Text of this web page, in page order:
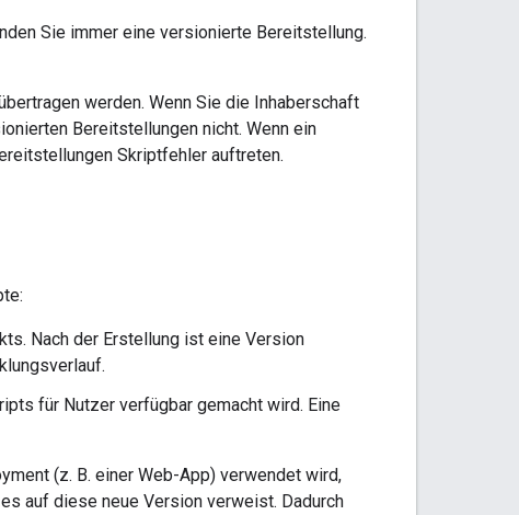
Sie immer eine versionierte Bereitstellung.
werden. Wenn Sie die Inhaberschaft
Bereitstellungen nicht. Wenn ein
Skriptfehler auftreten.
Nach der Erstellung ist eine Version
für Nutzer verfügbar gemacht wird. Eine
(z. B. einer Web-App) verwendet wird,
auf diese neue Version verweist. Dadurch